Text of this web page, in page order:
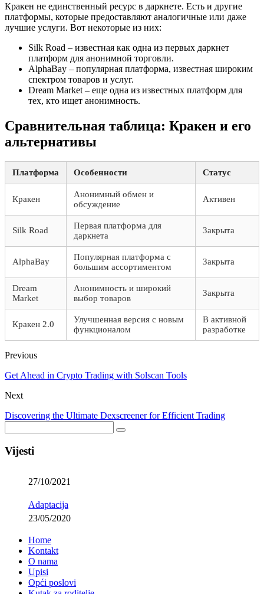
Кракен не единственный ресурс в даркнете. Есть и другие
платформы, которые предоставляют аналогичные или даже
лучшие услуги. Вот некоторые из них:
Silk Road – известная как одна из первых даркнет
платформ для анонимной торговли.
AlphaBay – популярная платформа, известная широким
спектром товаров и услуг.
Dream Market – еще одна из известных платформ для
тех, кто ищет анонимность.
Сравнительная таблица: Кракен и его
альтернативы
Платформа Особенности Статус
Кракен
Анонимный обмен и
обсуждение
Активен
Silk Road
Первая платформа для
даркнета
Закрыта
AlphaBay
Популярная платформа с
большим ассортиментом
Закрыта
Dream
Market
Анонимность и широкий
выбор товаров
Закрыта
Кракен 2.0
Улучшенная версия с новым
функционалом
В активной
разработке
Previous
Get Ahead in Crypto Trading with Solscan Tools
Next
Discovering the Ultimate Dexscreener for Efficient Trading
Vijesti
27/10/2021
Adaptacija
23/05/2020
Home
Kontakt
O nama
Upisi
Opći poslovi